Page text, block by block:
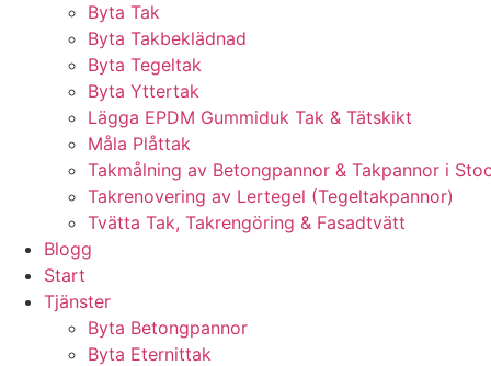
Byta Tak
Byta Takbeklädnad
Byta Tegeltak
Byta Yttertak
Lägga EPDM Gummiduk Tak & Tätskikt
Måla Plåttak
Takmålning av Betongpannor & Takpannor i
Takrenovering av Lertegel (Tegeltakpannor)
Tvätta Tak, Takrengöring & Fasadtvätt
Blogg
Start
Tjänster
Byta Betongpannor
Byta Eternittak